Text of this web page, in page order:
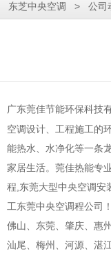
东芝中央空调 > 公司
广东莞佳节能环保科技
空调设计、工程施工的
能热水、水净化等一条
家居生活。莞佳热能专
程,东莞大型中央空调安
工东莞中央空调程公司
佛山、东莞、肇庆、惠
汕尾、梅州、河源、湛